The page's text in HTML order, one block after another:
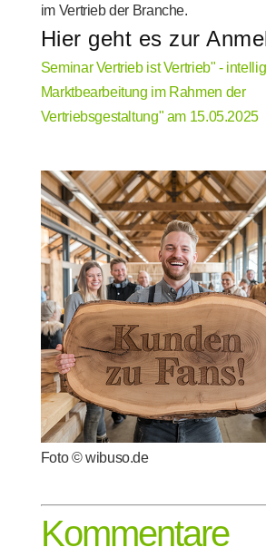
im Vertrieb der Branche.
Hier geht es zur
Seminar Vertrieb ist Vertrieb" -
Marktbearbeitung im Rahmen der
Vertriebsgestaltung" am 15.05.2025
Foto © wibuso.de
Kommentare